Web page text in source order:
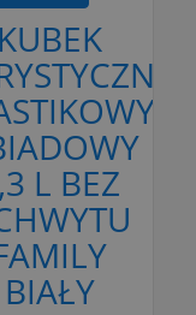
KUBEK
L BEZ
BIAŁY